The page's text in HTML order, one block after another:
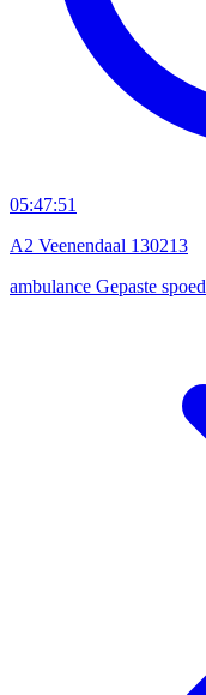
05:47:51
A2 Veenendaal 130213
ambulance Gepaste spoed